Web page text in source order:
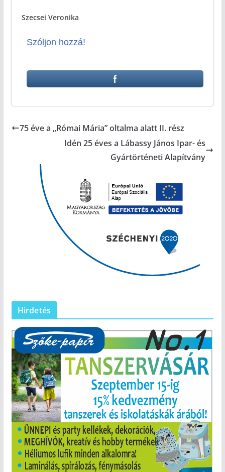
Szecsei Veronika
Szóljon hozzá!
75 éve a „Római Mária” oltalma alatt II. rész
Idén 25 éves a Lábassy János Ipar- és
Gyártörténeti Alapítvány
Hirdetés